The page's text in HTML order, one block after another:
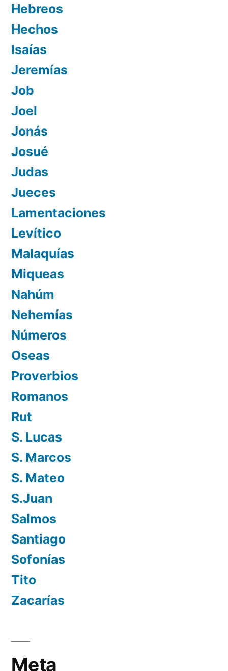
Hebreos
Hechos
Isaías
Jeremías
Job
Joel
Jonás
Josué
Judas
Jueces
Lamentaciones
Levítico
Malaquías
Miqueas
Nahúm
Nehemías
Números
Oseas
Proverbios
Romanos
Rut
S. Lucas
S. Marcos
S. Mateo
S.Juan
Salmos
Santiago
Sofonías
Tito
Zacarías
Meta